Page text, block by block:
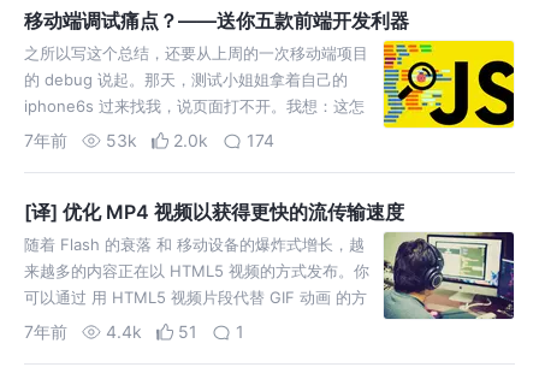
移动端调试痛点？——送你五款前端开发利器
之所以写这个总结，还要从上周的一次移动端项目
的 debug 说起。那天，测试小姐姐拿着自己的
iphone6s 过来找我，说页面打不开。我想：这怎
么可能，我手机里挺好的呀，Chrome调试工具也
7年前 53k 2.0k 174
[译] 优化 MP4 视频以获得更快的流传输速度
随着 Flash 的衰落 和 移动设备的爆炸式增长，越
来越多的内容正在以 HTML5 视频的方式发布。你
可以通过 用 HTML5 视频片段代替 GIF 动画 的方
式来优化你的网站速度。然而，视频文件本身就有
7年前 4.4k 51 1